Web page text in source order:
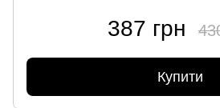
387 грн
Купити